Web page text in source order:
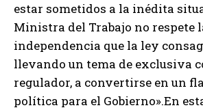
estar sometidos a la inédita
Ministra del Trabajo no respete
independencia que la ley
llevando un tema de exclusiva
regulador, a convertirse en un
política para el Gobierno».En